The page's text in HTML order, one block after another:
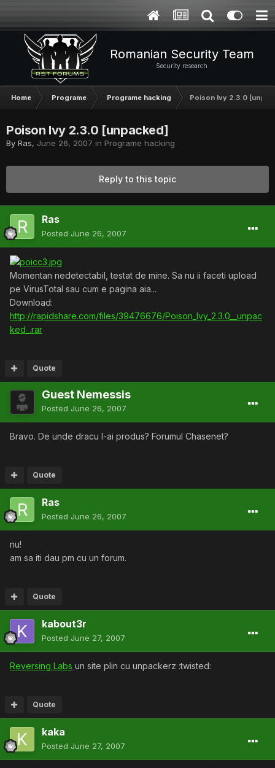
Romanian Security Team
Security research
Home Programe Programe hacking Poison Ivy 2.3.0
Poison Ivy 2.3.0 [unpacked]
By Ras, June 26, 2007 in Programe hacking
Reply to this topic
Ras
Posted June 26, 2007
Momentan nedetectabil, testat de mine. Sa nu ii faceti upload
pe VirusTotal sau cum e pagina aia...
Download:
http://rapidshare.com/files/39476676/Poison_Ivy_2.3.0__unpac
ked_.rar
Quote
Guest Nemessis
Posted June 26, 2007
Bravo. De unde dracu l-ai produs? Forumul Chasenet?
Quote
Ras
Posted June 26, 2007
nu!
am sa iti dau pm cu un forum.
Quote
kabout3r
Posted June 27, 2007
Reversing Labs un site plin cu unpackerz :twisted:
Quote
kaka
Posted June 27, 2007